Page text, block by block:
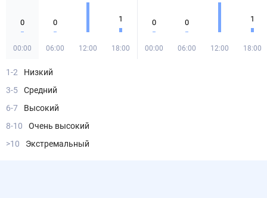
0
00:00
0
06:00 12:00
1
18:00
0
00:00
0
06:00 12:00
1
18:00
1-2
Низкий
3-5
Средний
6-7
Высокий
8-10
Очень высокий
>10
Экстремальный